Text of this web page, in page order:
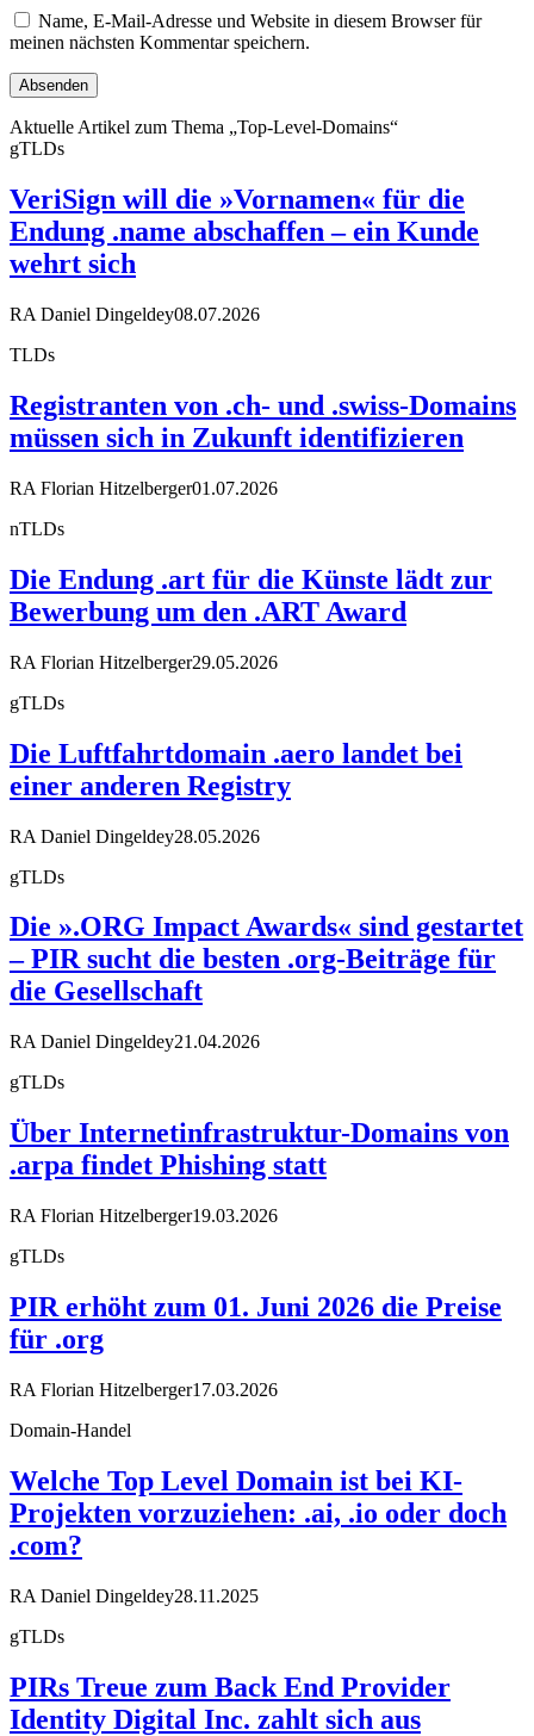
Name, E-Mail-Adresse und Website in diesem Browser für
meinen nächsten Kommentar speichern.
Aktuelle Artikel zum Thema „Top-Level-Domains“
gTLDs
VeriSign will die »Vornamen« für die
Endung .name abschaffen – ein Kunde
wehrt sich
RA Daniel Dingeldey08.07.2026
TLDs
Registranten von .ch- und .swiss-Domains
müssen sich in Zukunft identifizieren
RA Florian Hitzelberger01.07.2026
nTLDs
Die Endung .art für die Künste lädt zur
Bewerbung um den .ART Award
RA Florian Hitzelberger29.05.2026
gTLDs
Die Luftfahrtdomain .aero landet bei
einer anderen Registry
RA Daniel Dingeldey28.05.2026
gTLDs
Die ».ORG Impact Awards« sind gestartet
– PIR sucht die besten .org-Beiträge für
die Gesellschaft
RA Daniel Dingeldey21.04.2026
gTLDs
Über Internetinfrastruktur-Domains von
.arpa findet Phishing statt
RA Florian Hitzelberger19.03.2026
gTLDs
PIR erhöht zum 01. Juni 2026 die Preise
für .org
RA Florian Hitzelberger17.03.2026
Domain-Handel
Welche Top Level Domain ist bei KI-
Projekten vorzuziehen: .ai, .io oder doch
.com?
RA Daniel Dingeldey28.11.2025
gTLDs
PIRs Treue zum Back End Provider
Identity Digital Inc. zahlt sich aus